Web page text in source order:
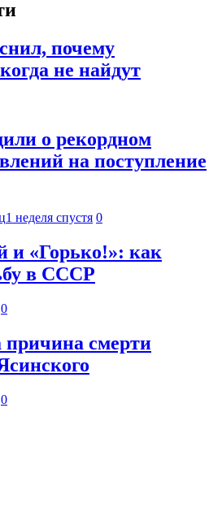
почему
не найдут
о рекордном
на поступление
1 неделя спустя 0
и «Горько!»: как
в СССР
0
причина смерти
0